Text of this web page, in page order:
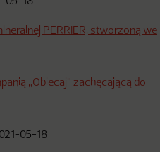
PERRIER, stworzoną we
„Obiecaj” zachęcającą do
05-18